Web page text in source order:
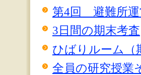
第4回 避難所運
3日間の期末考査
ひばりルーム（
全員の研究授